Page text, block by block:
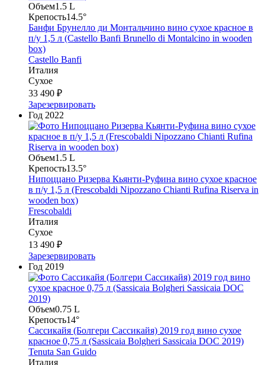
Объем1.5 L
Крепость14.5°
Банфи Брунелло ди Монтальчино вино сухое красное в
п/у 1,5 л (Castello Banfi Brunello di Montalcino in wooden
box)
Castello Banfi
Италия
Сухое
33 490 ₽
Зарезервировать
Год 2022
Объем1.5 L
Крепость13.5°
Нипоццано Ризерва Кьянти-Руфина вино сухое красное
в п/у 1,5 л (Frescobaldi Nipozzanо Chianti Rufina Riserva in
wooden box)
Frescobaldi
Италия
Сухое
13 490 ₽
Зарезервировать
Год 2019
Объем0.75 L
Крепость14°
Сассикайя (Болгери Сассикайя) 2019 год вино сухое
красное 0,75 л (Sassicaia Bolgheri Sassicaia DOC 2019)
Tenuta San Guido
Италия